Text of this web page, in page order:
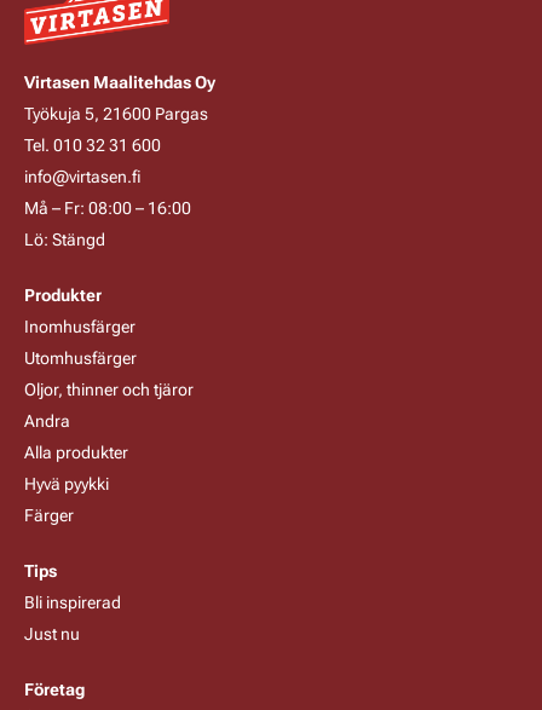
Virtasen Maalitehdas Oy
Työkuja 5, 21600 Pargas
Tel. 010 32 31 600
info@virtasen.fi
Må – Fr: 08:00 – 16:00
Lö: Stängd
Produkter
Inomhusfärger
Utomhusfärger
Oljor, thinner och tjäror
Andra
Alla produkter
Hyvä pyykki
Färger
Tips
Bli inspirerad
Just nu
Företag